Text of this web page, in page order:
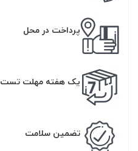
پرداخت در محل
یک هفته مهلت تست
تضمین سلامت